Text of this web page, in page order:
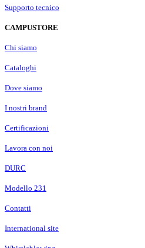
Supporto tecnico
CAMPUSTORE
Chi siamo
Cataloghi
Dove siamo
I nostri brand
Certificazioni
Lavora con noi
DURC
Modello 231
Contatti
International site